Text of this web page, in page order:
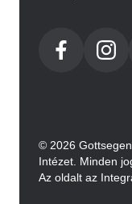
© 2026
Intézet. Minden
Az oldalt az